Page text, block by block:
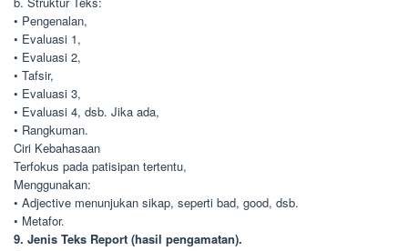
• Pengenalan,
• Evaluasi 1,
• Evaluasi 2,
• Tafsir,
• Evaluasi 3,
• Evaluasi 4, dsb. Jika ada,
• Rangkuman.
Ciri Kebahasaan
Terfokus pada patisipan tertentu,
Menggunakan:
• Adjective menunjukan sikap, seperti bad, good, dsb.
• Metafor.
9. Jenis Teks Report (hasil pengamatan).